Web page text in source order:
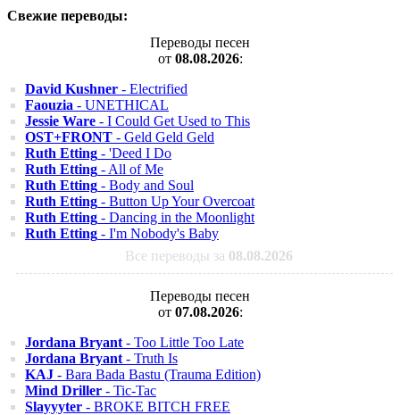
Свежие переводы:
Переводы песен
от 08.08.2026:
David Kushner - Electrified
Faouzia - UNETHICAL
Jessie Ware - I Could Get Used to This
OST+FRONT - Geld Geld Geld
Ruth Etting - 'Deed I Do
Ruth Etting - All of Me
Ruth Etting - Body and Soul
Ruth Etting - Button Up Your Overcoat
Ruth Etting - Dancing in the Moonlight
Ruth Etting - I'm Nobody's Baby
Все переводы за 08.08.2026
Переводы песен
от 07.08.2026:
Jordana Bryant - Too Little Too Late
Jordana Bryant - Truth Is
KAJ - Bara Bada Bastu (Trauma Edition)
Mind Driller - Tic-Tac
Slayyyter - BROKE BITCH FREE